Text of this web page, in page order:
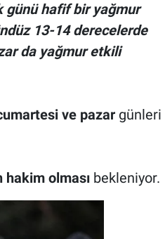
günü hafif bir yağmur
13-14 derecelerde
da yağmur etkili
ve pazargünleri
hakim olmasıbekleniyor.